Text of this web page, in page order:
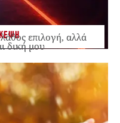
επιλογή, αλλά
δική μου